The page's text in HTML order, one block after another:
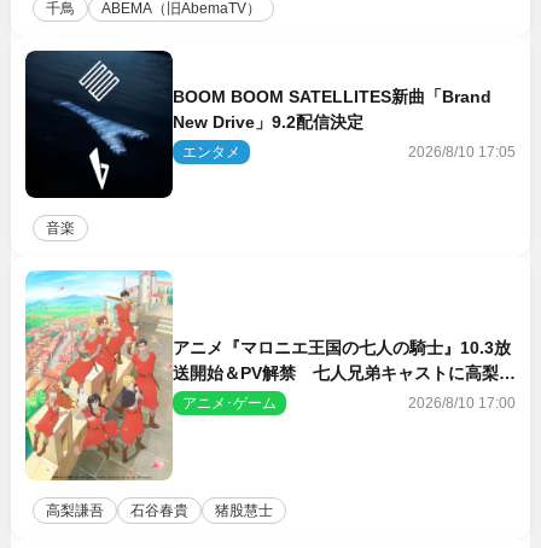
千鳥 ABEMA（旧AbemaTV）
BOOM BOOM SATELLITES新曲「Brand
New Drive」9.2配信決定
エンタメ 2026/8/10 17:05
音楽
アニメ『マロニエ王国の七人の騎士』10.3放
送開始＆PV解禁 七人兄弟キャストに高梨謙
吾、川島零士ら
アニメ･ゲーム 2026/8/10 17:00
高梨謙吾 石谷春貴 猪股慧士